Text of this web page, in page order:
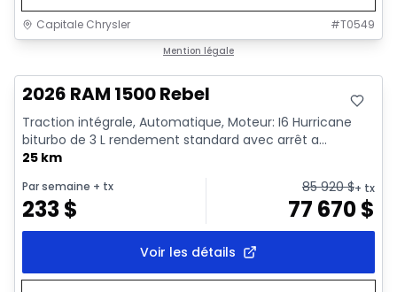
Capitale Chrysler #T0549
Mention légale
2026 RAM 1500 Rebel
Traction intégrale, Automatique, Moteur: I6 Hurricane
biturbo de 3 L rendement standard avec arrêt a...
25 km
Par semaine + tx
233$
85 920$+ tx
77 670$
Voir les détails